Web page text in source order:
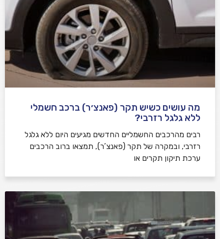
מה עושים כשיש תקר (פאנצ׳ר) ברכב חשמלי
ללא גלגל רזרבי?
רבים מהרכבים החשמליים החדשים מגיעים היום ללא גלגל
רזרבי, ובמקרה של תקר (פאנצ’ר), תמצאו ברוב הרכבים
ערכת תיקון תקרים או